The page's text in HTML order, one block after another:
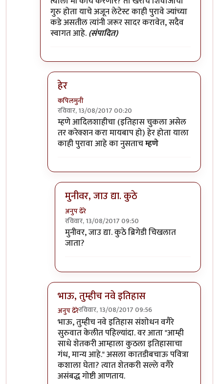
गुरु होता याचे अजून लेटेस्ट काही पुरावे ज्यांच्या
कडे असतील त्यांनी जरूर सादर करावेत, सदैव
स्वागत आहे.(संपादित)
हेर
कपिलमुनी
रविवार, 13/08/2017 00:20
In reply toमुनी जी ...!!byविशुमित
म्हणे आदिलशाहीचा (इतिहास चुकला असेल
तर करेक्शन करा मायबाप हो) हेर होता याला
काही पुरावा आहे का नुसताचम्हणे
मुनीवर, जाउ द्या. कुठे
अनुप ढेरे
रविवार, 13/08/2017 09:50
In reply toहेरbyकपिलमुनी
मुनीवर, जाउ द्या. कुठे ब्रिगेडी चिखलात
जाता?
भाऊ, तुम्हीच नवे इतिहास
अनुप ढेरेरविवार, 13/08/2017 09:56
In reply toमुनी जी ...!!byविशुमित
भाऊ, तुम्हीच नवे इतिहास संशोधन वगैरे
सुरुवात केलीत पहिल्यांदा. वर आता "आम्ही
साधे शेतकरी आम्हाला कुठला इतिहासाचा
गंध, मान्य आहे." असला कातडीबचाऊ पवित्रा
कशाला घेता? त्यात शेतकरी सल्ले वगैरे
असंबद्ध गोष्टी आणताय.